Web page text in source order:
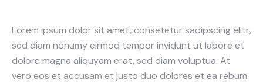
Lorem ipsum dolor sit amet, consetetur sadipscing elitr,
sed diam nonumy eirmod tempor invidunt ut labore et
dolore magna aliquyam erat, sed diam voluptua. At
vero eos et accusam et justo duo dolores et ea rebum.